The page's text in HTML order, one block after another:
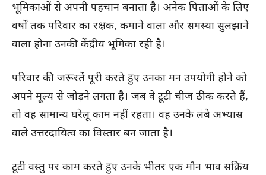
भूमिकाओं से अपनी पहचान बनाता है। अनेक पिताओं के लिए
वर्षों तक परिवार का रक्षक, कमाने वाला और समस्या सुलझाने
वाला होना उनकी केंद्रीय भूमिका रही है।
परिवार की जरूरतें पूरी करते हुए उनका मन उपयोगी होने को
अपने मूल्य से जोड़ने लगता है। जब वे टूटी चीज ठीक करते हैं,
तो वह सामान्य घरेलू काम नहीं रहता। वह उनके लंबे अभ्यास
वाले उत्तरदायित्व का विस्तार बन जाता है।
टूटी वस्तु पर काम करते हुए उनके भीतर एक मौन भाव सक्रिय